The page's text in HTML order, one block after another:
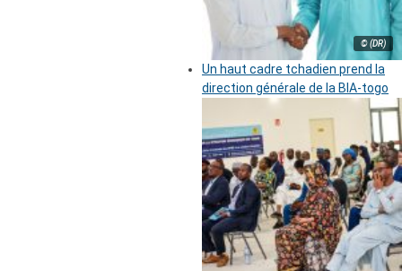
© (DR)
Un haut cadre tchadien prend la
direction générale de la BIA-togo